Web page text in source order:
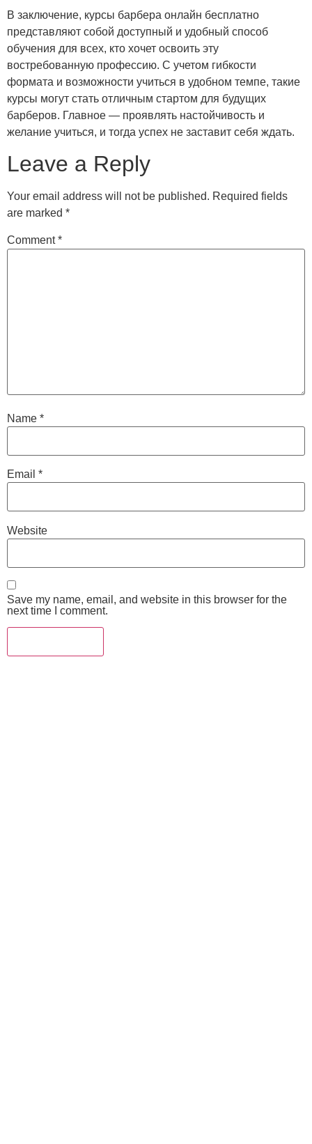
В заключение, курсы барбера онлайн бесплатно
представляют собой доступный и удобный способ
обучения для всех, кто хочет освоить эту
востребованную профессию. С учетом гибкости
формата и возможности учиться в удобном темпе, такие
курсы могут стать отличным стартом для будущих
барберов. Главное — проявлять настойчивость и
желание учиться, и тогда успех не заставит себя ждать.
Leave a Reply
Your email address will not be published. Required fields
are marked *
Comment*
Name *
Email *
Website
Save my name, email, and website in this browser for the
next time I comment.